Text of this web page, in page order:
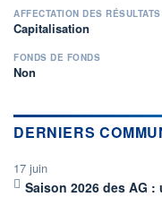
AFFECTATION DES RÉSULTATS
Capitalisation
FONDS DE FONDS
Non
DERNIERS
17 juin
Saison 2026 des AG